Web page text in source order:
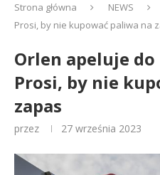
Strona główna NEWS
Prosi, by nie kupować paliwa na
Orlen apeluje
Prosi, by nie
zapas
przez 27 września 2023